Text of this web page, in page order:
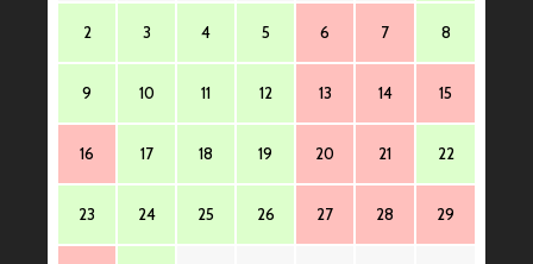
2 3 4 5 6 7 8
9 10 11 12 13 14 15
16 17 18 19 20 21 22
23 24 25 26 27 28 29